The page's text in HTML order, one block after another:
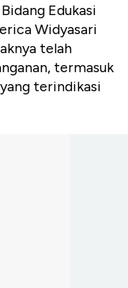
Edukasi
Widyasari
telah
termasuk
terindikasi